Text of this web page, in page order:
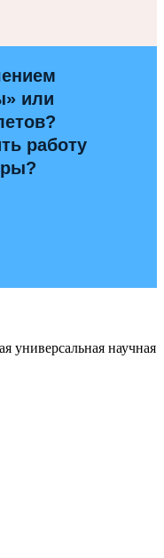
или
работу
универсальная научная